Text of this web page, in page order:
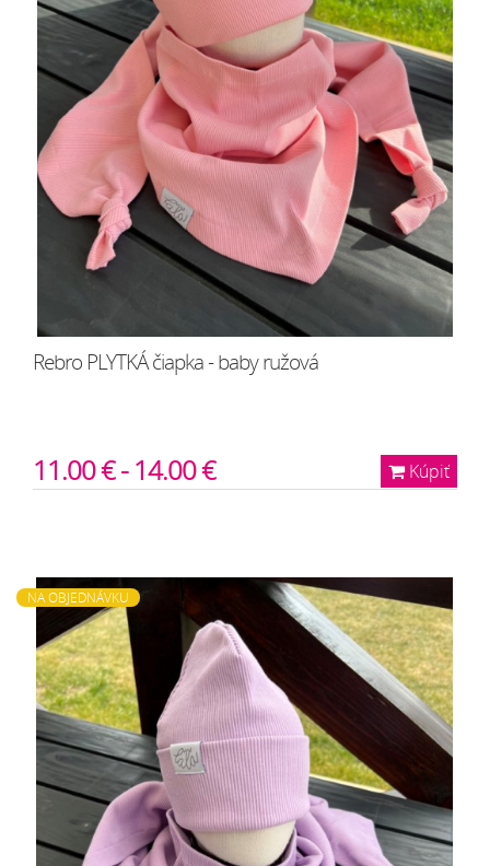
Rebro PLYTKÁ čiapka - baby ružová
Kúpiť
11.00 € - 14.00 €
NA OBJEDNÁVKU